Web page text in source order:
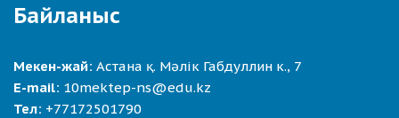
Байланыс
Мекен-жай: Астана қ. Мәлік Габдуллин к., 7
E-mail: 10mektep-ns@edu.kz
Тел: +77172501790